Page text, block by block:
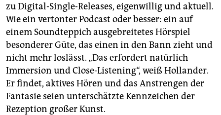
zu Digital-Single-Releases, eigenwillig und aktuell.
Wie ein vertonter Podcast oder besser: ein auf
einem Soundteppich ausgebreitetes Hörspiel
besonderer Güte, das einen in den Bann zieht und
nicht mehr loslässt. „Das erfordert natürlich
Immersion und Close-Listening“, weiß Hollander.
Er findet, aktives Hören und das Anstrengen der
Fantasie seien unterschätzte Kennzeichen der
Rezeption großer Kunst.